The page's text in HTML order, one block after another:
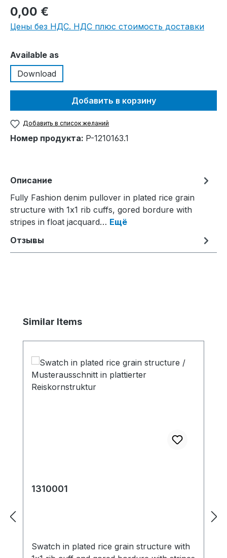
0,00 €
Цены без НДС. НДС плюс стоимость доставки
Выберите
Available as
Download
Добавить в корзину
Добавить в список желаний
Номер продукта: P-1210163.1
Описание
Fully Fashion denim pullover in plated rice grain
structure with 1x1 rib cuffs, gored bordure with
stripes in float jacquard… Ещё
Отзывы
Пропустить галерею продуктов
Similar Items
1310001
Swatch in plated rice grain structure with